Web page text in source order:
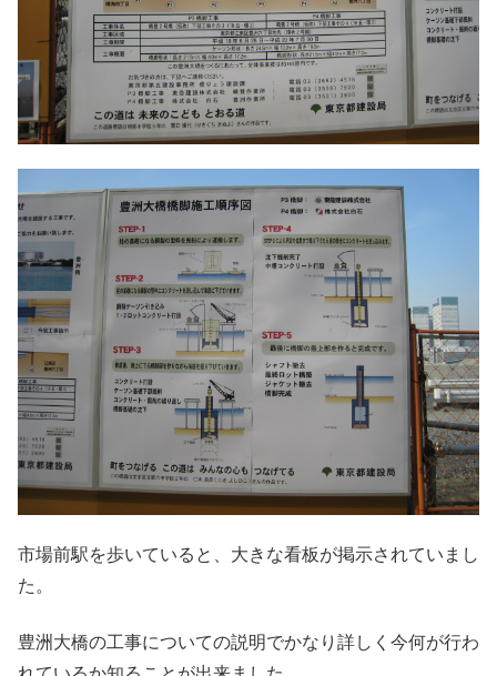
市場前駅を歩いていると、大きな看板が掲示されていまし
た。
豊洲大橋の工事についての説明でかなり詳しく今何が行わ